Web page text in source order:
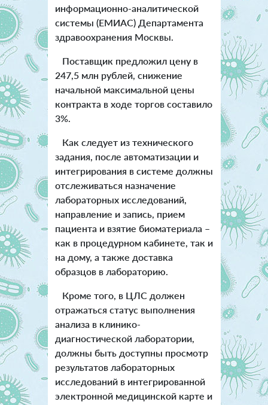
информационно-аналитической
системы (ЕМИАС) Департамента
здравоохранения Москвы.
Поставщик предложил цену в
247,5 млн рублей, снижение
начальной максимальной цены
контракта в ходе торгов составило
3%.
Как следует из технического
задания, после автоматизации и
интегрирования в системе должны
отслеживаться назначение
лабораторных исследований,
направление и запись, прием
пациента и взятие биоматериала –
как в процедурном кабинете, так и
на дому, а также доставка
образцов в лабораторию.
Кроме того, в ЦЛС должен
отражаться статус выполнения
анализа в клинико-
диагностической лаборатории,
должны быть доступны просмотр
результатов лабораторных
исследований в интегрированной
электронной медицинской карте и